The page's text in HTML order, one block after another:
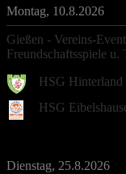
Montag, 10.8.2026
Gießen - Vereins-
Freundschaftsspiele u.
HSG Hinterland
HSG
Dienstag, 25.8.2026